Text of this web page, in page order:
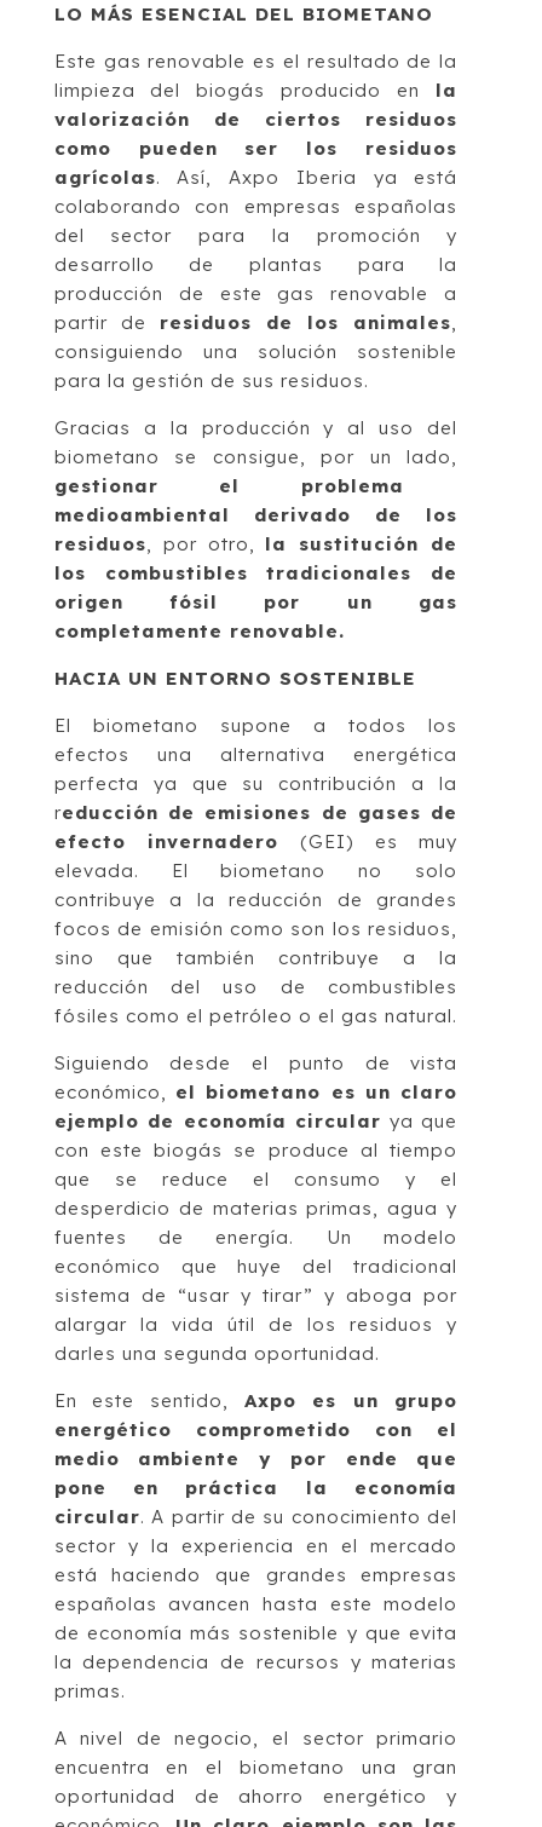
LO MÁS ESENCIAL DEL BIOMETANO
Este gas renovable es el resultado de la
limpieza del biogás producido en la
valorización de ciertos residuos
como pueden ser los residuos
agrícolas. Así, Axpo Iberia ya está
colaborando con empresas españolas
del sector para la promoción y
desarrollo de plantas para la
producción de este gas renovable a
partir de residuos de los animales
consiguiendo una solución sostenible
para la gestión de sus residuos.
Gracias a la producción y al uso del
biometano se consigue, por un lado,
gestionar el problema
medioambiental derivado de los
residuos , por otro, la sustitución de
los combustibles tradicionales de
origen fósil por un gas
completamente renovable.
HACIA UN ENTORNO SOSTENIBLE
El biometano supone a todos los
efectos una alternativa energética
perfecta ya que su contribución a la
reducción de emisiones de gases de
efecto invernadero (GEI) es muy
elevada. El biometano no solo
contribuye a la reducción de grandes
focos de emisión como son los residuos,
sino que también contribuye a la
reducción del uso de combustibles
fósiles como el petróleo o el gas natural.
Siguiendo desde el punto de vista
económico, el biometano es un claro
ejemplo de economía circular ya que
con este biogás se produce al tiempo
que se reduce el consumo y el
desperdicio de materias primas, agua y
fuentes de energía. Un modelo
económico que huye del tradicional
sistema de “usar y tirar” y aboga por
alargar la vida útil de los residuos y
darles una segunda oportunidad.
En este sentido, Axpo es un grupo
energético comprometido con el
medio ambiente y por ende que
pone en práctica la economía
circular. A partir de su conocimiento del
sector y la experiencia en el mercado
está haciendo que grandes empresas
españolas avancen hasta este modelo
de economía más sostenible y que evita
la dependencia de recursos y materias
primas.
A nivel de negocio, el sector primario
encuentra en el biometano una gran
oportunidad de ahorro energético y